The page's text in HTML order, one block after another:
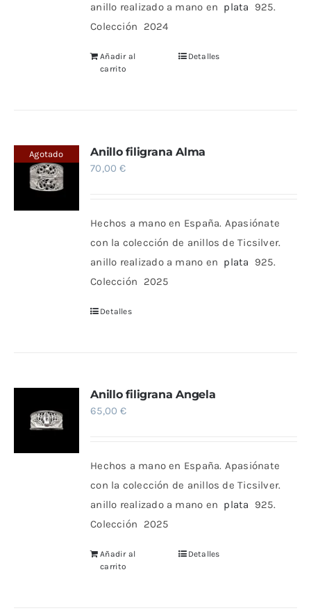
anillo realizado a mano en plata 925.
Colección 2024
Añadir al
carrito
Detalles
Agotado Anillo filigrana Alma
70,00€
Hechos a mano en España. Apasiónate
con la colección de anillos de Ticsilver.
anillo realizado a mano en plata 925.
Colección 2025
Detalles
Anillo filigrana Angela
65,00€
Hechos a mano en España. Apasiónate
con la colección de anillos de Ticsilver.
anillo realizado a mano en plata 925.
Colección 2025
Añadir al
carrito
Detalles